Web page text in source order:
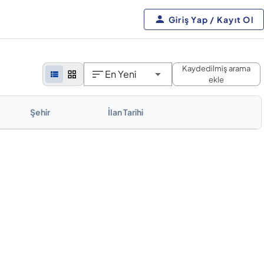
Giriş Yap / Kayıt Ol
En Yeni
Kaydedilmiş arama
ekle
Şehir İlan Tarihi